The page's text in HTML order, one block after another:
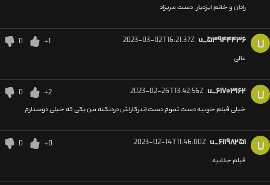
رادان و خانم ایزدیار. دست مریزاد
U u_۵۳۹۴۴۴۳۶ 2023-03-02T16:21:37Z
+1
0
عالی
U u_۶۱۷۰۳۱۶۲ 2023-02-26T13:42:56Z
+2
0
خیلی فیلم خوبیه دست تموم دست اندرکاراش دردنکنه من یکی که خیلی دوسدارم
U u_۶۱۱۹۸۲۵۱ 2023-02-14T11:46:00Z
+0
0
فیلم جذابیه